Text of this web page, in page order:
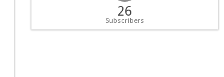
26
Subscribers